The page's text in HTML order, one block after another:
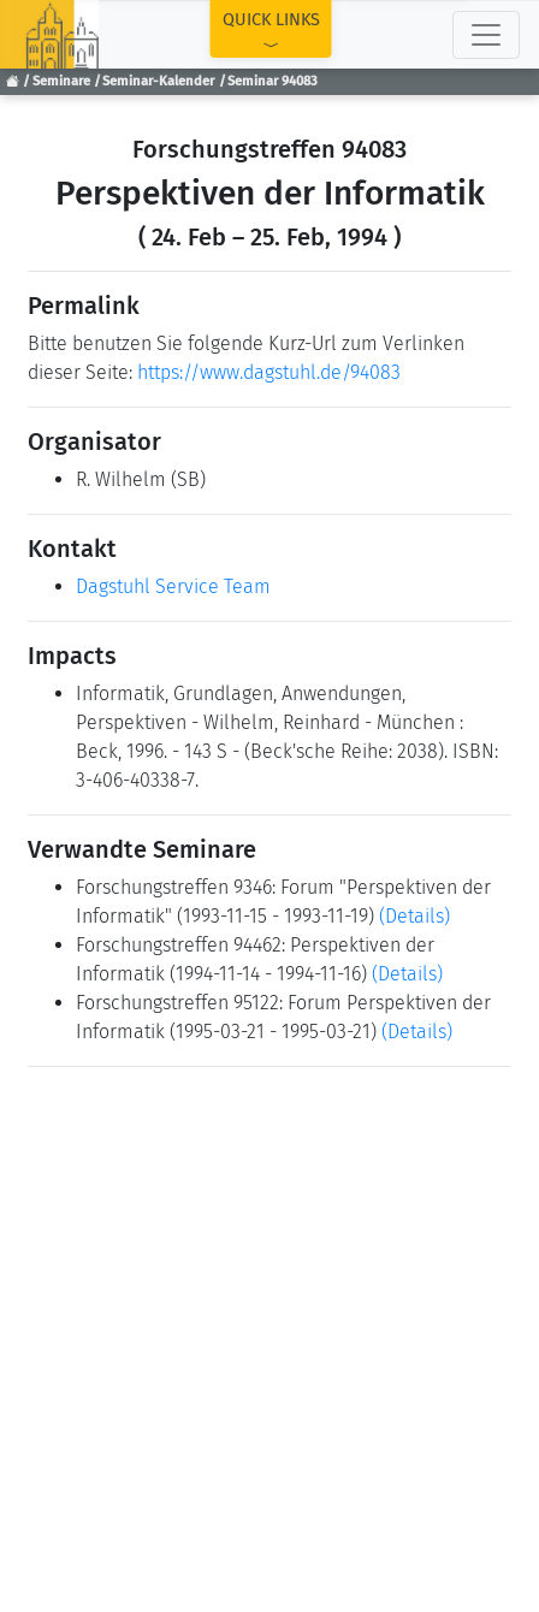
Seminare Seminar-Kalender Seminar 94083
QUICK LINKS
Forschungstreffen 94083
Perspektiven der Informatik
( 24. Feb – 25. Feb, 1994 )
Permalink
Bitte benutzen Sie folgende Kurz-Url zum Verlinken
dieser Seite: https://www.dagstuhl.de/94083
Organisator
R. Wilhelm (SB)
Kontakt
Dagstuhl Service Team
Impacts
Informatik, Grundlagen, Anwendungen,
Perspektiven - Wilhelm, Reinhard - München :
Beck, 1996. - 143 S - (Beck'sche Reihe: 2038). ISBN:
3-406-40338-7.
Verwandte Seminare
Forschungstreffen 9346: Forum "Perspektiven der
Informatik" (1993-11-15 - 1993-11-19) (Details)
Forschungstreffen 94462: Perspektiven der
Informatik (1994-11-14 - 1994-11-16) (Details)
Forschungstreffen 95122: Forum Perspektiven der
Informatik (1995-03-21 - 1995-03-21) (Details)